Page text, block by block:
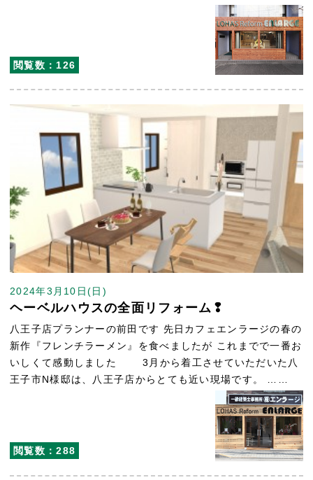
閲覧数：126
閲覧数：288
2024年3月10日(日)
ヘーベルハウスの全面リフォーム❢
八王子店プランナーの前田です 先日カフェエンラージの春の
新作『フレンチラーメン』を食べましたが これまでで一番お
いしくて感動しました 3月から着工させていただいた八
王子市N様邸は、八王子店からとても近い現場です。 ……